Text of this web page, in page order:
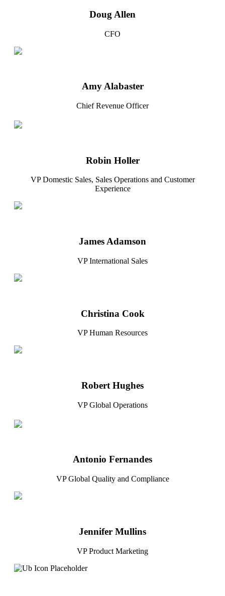
Doug Allen
CFO
Amy Alabaster
Chief Revenue Officer
Robin Holler
VP Domestic Sales, Sales Operations and Customer
Experience
James Adamson
VP International Sales
Christina Cook
VP Human Resources
Robert Hughes
VP Global Operations
Antonio Fernandes
VP Global Quality and Compliance
Jennifer Mullins
VP Product Marketing